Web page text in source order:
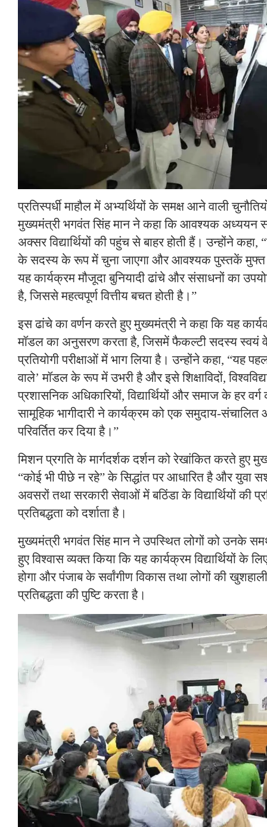
प्रतिस्पर्धी माहौल में अभ्यर्थियों के समक्ष आने वाली
मुख्यमंत्री भगवंत सिंह मान ने कहा कि आवश्यक अध्ययन
अक्सर विद्यार्थियों की पहुंच से बाहर होती हैं। उन्होंने कहा,
के सदस्य के रूप में चुना जाएगा और आवश्यक पुस्तकें मुफ्त
यह कार्यक्रम मौजूदा बुनियादी ढांचे और संसाधनों का
है, जिससे महत्वपूर्ण वित्तीय बचत होती है।”
इस ढांचे का वर्णन करते हुए मुख्यमंत्री ने कहा कि यह
मॉडल का अनुसरण करता है, जिसमें फैकल्टी सदस्य स्वयं वे
प्रतियोगी परीक्षाओं में भाग लिया है। उन्होंने कहा, “यह
वाले’ मॉडल के रूप में उभरी है और इसे शिक्षाविदों,
प्रशासनिक अधिकारियों, विद्यार्थियों और समाज के हर
सामूहिक भागीदारी ने कार्यक्रम को एक समुदाय-
परिवर्तित कर दिया है।”
मिशन प्रगति के मार्गदर्शक दर्शन को रेखांकित करते हुए
“कोई भी पीछे न रहे” के सिद्धांत पर आधारित है और युवा
अवसरों तथा सरकारी सेवाओं में बठिंडा के विद्यार्थियों की
प्रतिबद्धता को दर्शाता है।
मुख्यमंत्री भगवंत सिंह मान ने उपस्थित लोगों को उनके
हुए विश्वास व्यक्त किया कि यह कार्यक्रम विद्यार्थियों के
होगा और पंजाब के सर्वांगीण विकास तथा लोगों की
प्रतिबद्धता की पुष्टि करता है।